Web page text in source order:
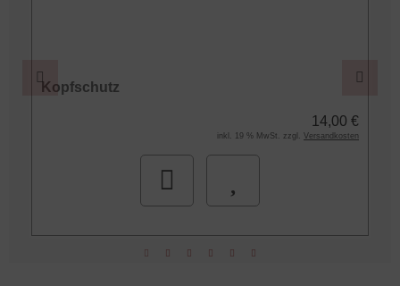
Kopfschutz
14,00 €
inkl. 19 % MwSt. zzgl. Versandkosten